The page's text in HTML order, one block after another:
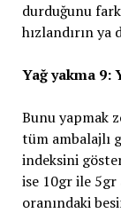
durduğunu fark
hızlandırın
Yağ yakma 9:
Bunu yapmak
tüm ambalajlı
indeksini
ise 10gr ile 5gr
oranındaki